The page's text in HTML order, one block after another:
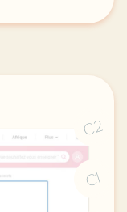
une priorite
C2
C1